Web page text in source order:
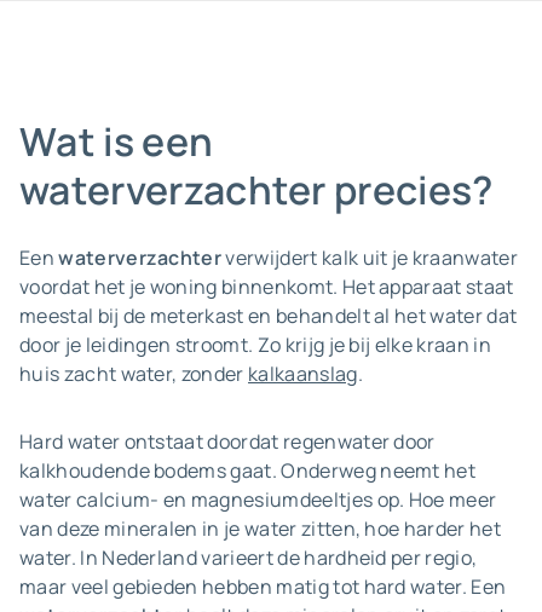
Wat is een
waterverzachter precies?
Eenwaterverzachterverwijdert kalk uit je kraanwater
voordat het je woning binnenkomt. Het apparaat staat
meestal bij de meterkast en behandelt al het water dat
door je leidingen stroomt. Zo krijg je bij elke kraan in
huis zacht water, zonder kalkaanslag.
Hard water ontstaat doordat regenwater door
kalkhoudende bodems gaat. Onderweg neemt het
water calcium- en magnesiumdeeltjes op. Hoe meer
van deze mineralen in je water zitten, hoe harder het
water. In Nederland varieert de hardheid per regio,
maar veel gebieden hebben matig tot hard water. Een